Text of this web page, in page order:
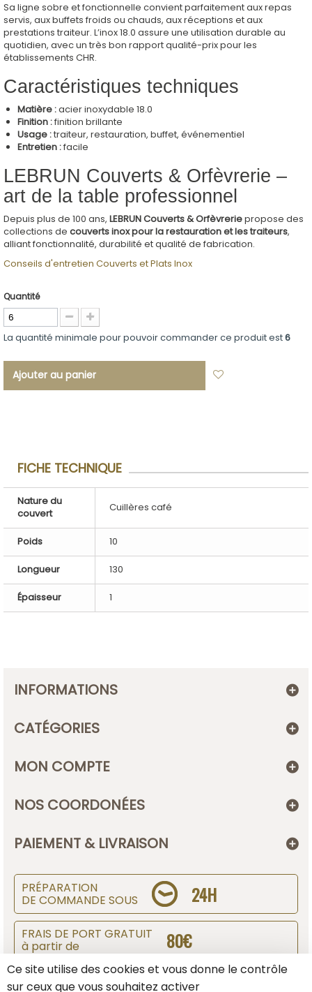
Sa ligne sobre et fonctionnelle convient parfaitement aux repas
servis, aux buffets froids ou chauds, aux réceptions et aux
prestations traiteur. L’inox 18.0 assure une utilisation durable au
quotidien, avec un très bon rapport qualité-prix pour les
établissements CHR.
Caractéristiques techniques
Matière :acier inoxydable 18.0
Finition :finition brillante
Usage :traiteur, restauration, buffet, événementiel
Entretien :facile
LEBRUN Couverts & Orfèvrerie –
art de la table professionnel
Depuis plus de 100 ans, LEBRUN Couverts & Orfèvreriepropose des
collections de couverts inox pour la restauration et les traiteurs,
alliant fonctionnalité, durabilité et qualité de fabrication.
Conseils d'entretien Couverts et Plats Inox
Quantité
La quantité minimale pour pouvoir commander ce produit est6
Ajouter au panier
FICHE TECHNIQUE
Nature du
couvert
Cuillères café
Poids 10
Longueur 130
Épaisseur 1
INFORMATIONS
CATÉGORIES
MON COMPTE
NOS COORDONÉES
PAIEMENT & LIVRAISON
PRÉPARATION
DE COMMANDE SOUS 24H
FRAIS DE PORT GRATUIT
à partir de 80€
SUIVI DE COLIS
Ce site utilise des cookies et vous donne le contrôle
sur ceux que vous souhaitez activer